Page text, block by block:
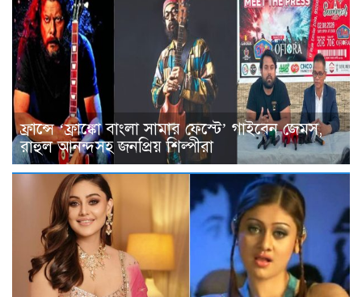
ফ্রান্সে ‘ফ্রাঙ্কো বাংলা সামার ফেস্টে’ গাইবেন জেমস,
রাহুল আনন্দসহ জনপ্রিয় শিল্পীরা